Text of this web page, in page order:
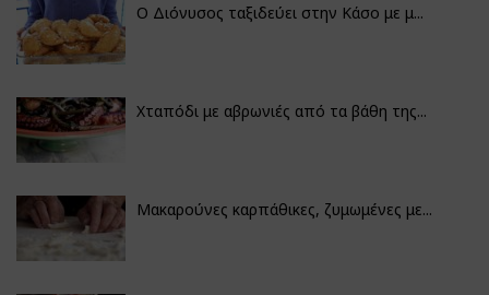
Ο Διόνυσος ταξιδεύει στην Κάσο με μ...
Χταπόδι με αβρωνιές από τα βάθη της...
Μακαρούνες καρπάθικες, ζυμωμένες με...